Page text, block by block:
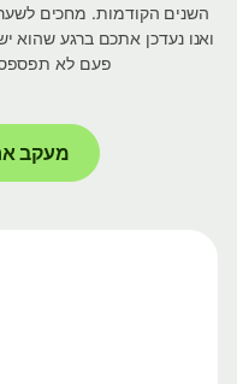
השנים הקודמות. מחכים לשער
ואנו נעדכן אתכם ברגע שהוא
פעם לא תפספסו
מעקב